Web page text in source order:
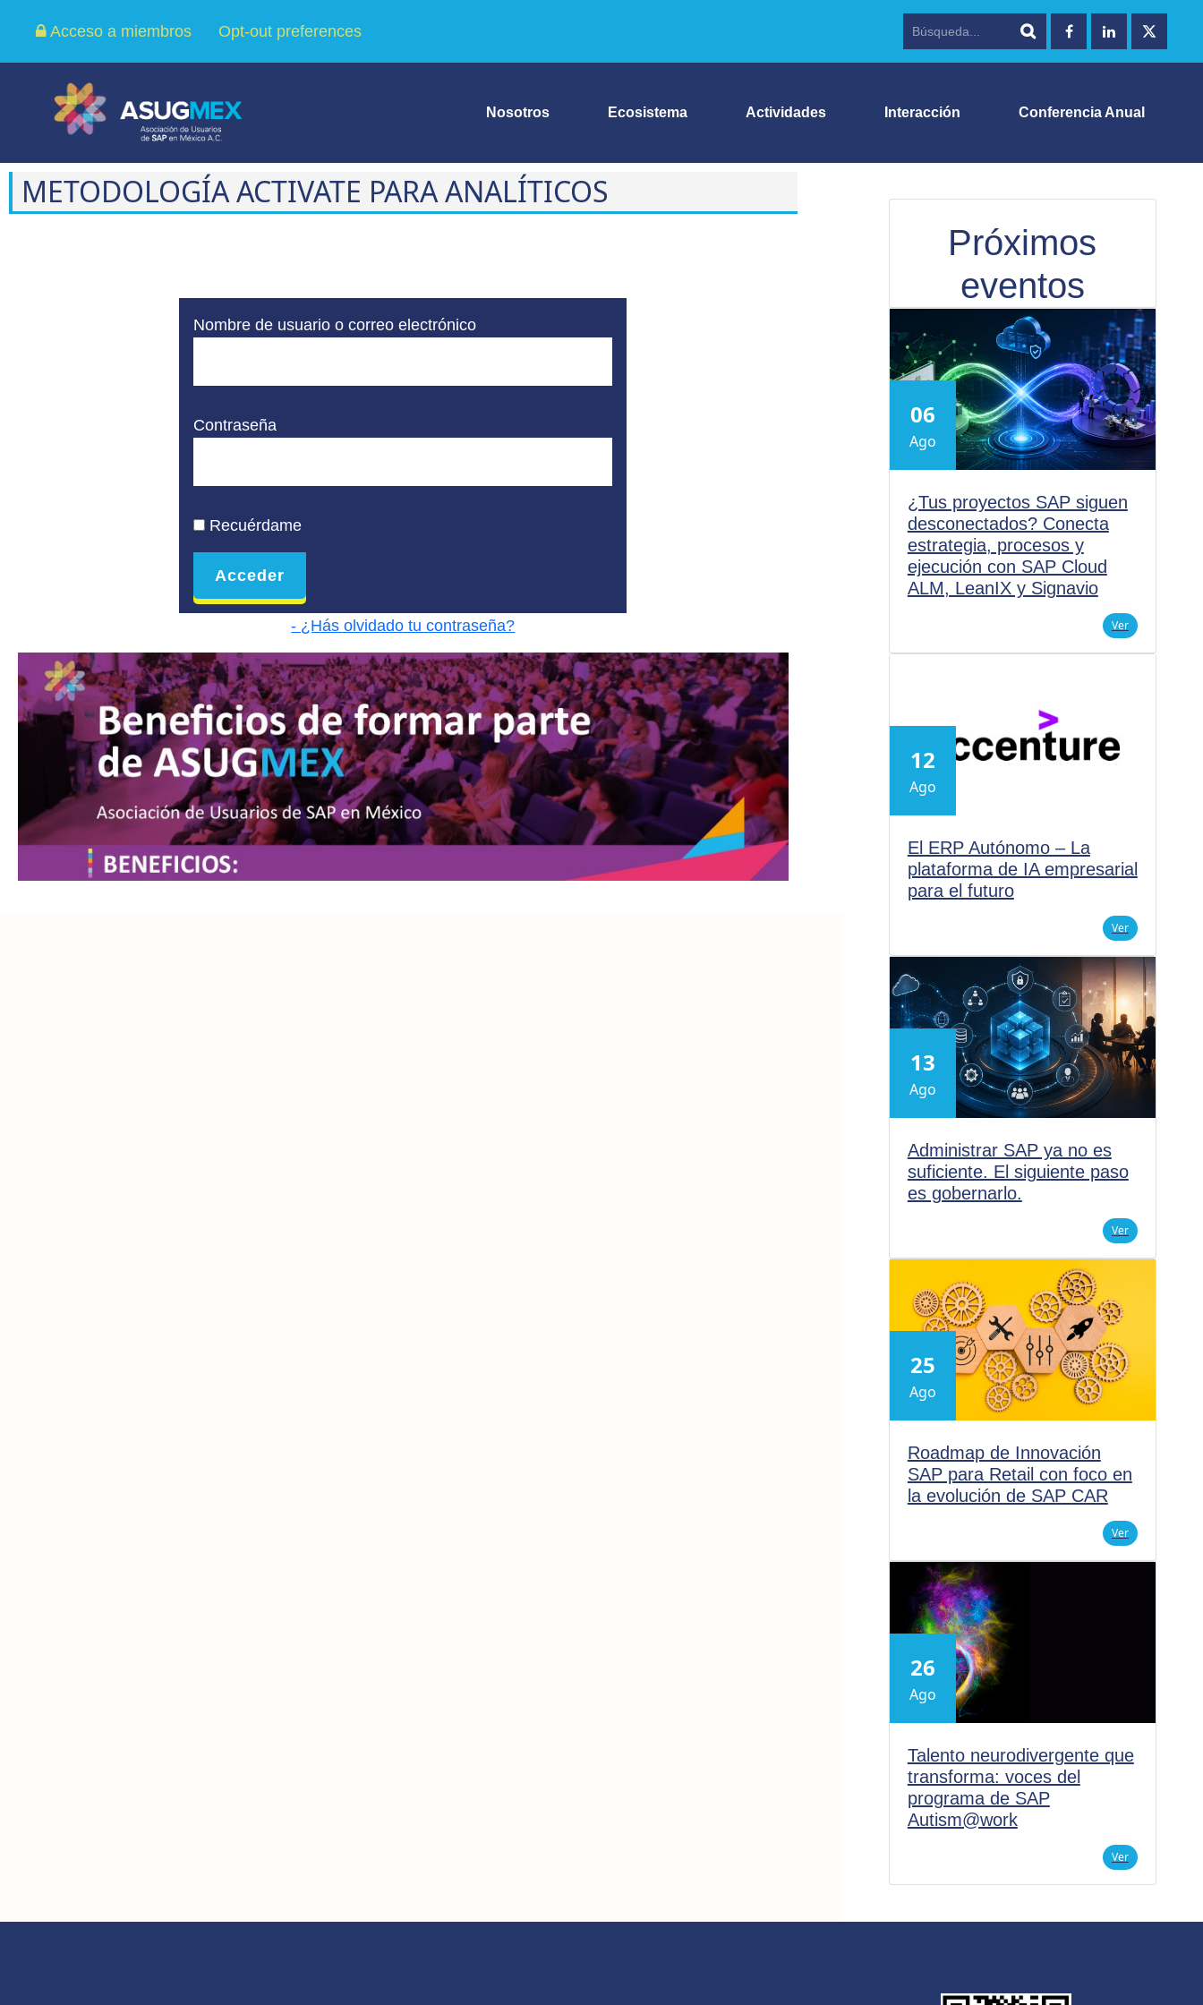
Acceso a miembros Opt-out preferences
Nosotros Ecosistema Actividades Interacción Conferencia Anual
METODOLOGÍA ACTIVATE PARA ANALÍTICOS
Nombre de usuario o correo electrónico
Contraseña
Recuérdame
- ¿Hás olvidado tu contraseña?
Próximos
eventos
06
Ago
¿Tus proyectos SAP siguen
desconectados? Conecta
estrategia, procesos y
ejecución con SAP Cloud
ALM, LeanIX y Signavio
Ver
12
Ago
El ERP Autónomo – La
plataforma de IA empresarial
para el futuro
Ver
13
Ago
Administrar SAP ya no es
suficiente. El siguiente paso
es gobernarlo.
Ver
25
Ago
Roadmap de Innovación
SAP para Retail con foco en
la evolución de SAP CAR
Ver
26
Ago
Talento neurodivergente que
transforma: voces del
programa de SAP
Autism@work
Ver